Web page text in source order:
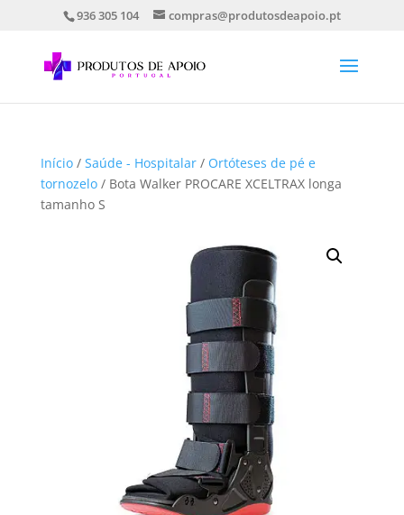
936 305 104 compras@produtosdeapoio.pt
Início/ Saúde - Hospitalar/ Ortóteses de pé e
tornozelo/ Bota Walker PROCARE XCELTRAX longa
tamanho S